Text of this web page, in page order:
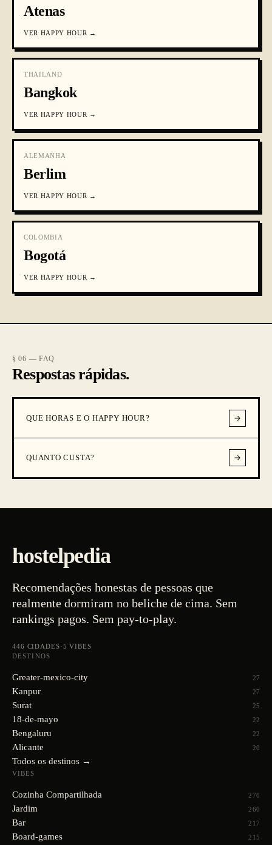
Atenas
VER HAPPY HOUR →
THAILAND
Bangkok
VER HAPPY HOUR →
ALEMANHA
Berlim
VER HAPPY HOUR →
COLOMBIA
Bogotá
VER HAPPY HOUR →
§ 06 — FAQ
Respostas rápidas.
QUE HORAS E O HAPPY HOUR?
QUANTO CUSTA?
hostelpedia
Recomendações honestas de pessoas que
realmente dormiram no beliche de cima. Sem
rankings pagos. Sem pay-to-play.
446 CIDADES·5 VIBES
DESTINOS
Greater-mexico-city 27
Kanpur 27
Surat 25
18-de-mayo 22
Bengaluru 22
Alicante 20
Todos os destinos →
VIBES
Cozinha Compartilhada 276
Jardim 260
Bar 217
Board-games 215